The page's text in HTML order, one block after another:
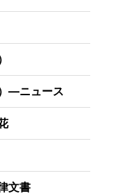
―ニュース
文書